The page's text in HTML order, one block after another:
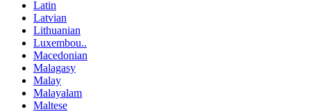
Latin
Latvian
Lithuanian
Luxembou..
Macedonian
Malagasy
Malay
Malayalam
Maltese